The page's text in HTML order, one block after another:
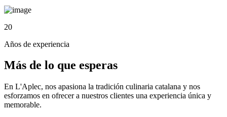
20
Años de experiencia
Más de lo que esperas
En L'Aplec, nos apasiona la tradición culinaria catalana y nos
esforzamos en ofrecer a nuestros clientes una experiencia única y
memorable.